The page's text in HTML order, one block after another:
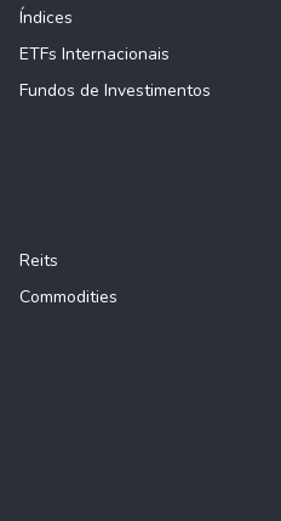
Índices
ETFs Internacionais
Fundos de Investimentos
Reits
Commodities